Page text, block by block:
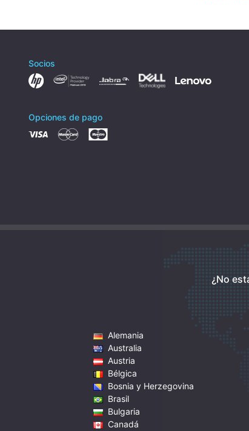
Socios
Opciones de pago
¿No
Alemania
Australia
Austria
Bélgica
Bosnia y Herzegovina
Brasil
Bulgaria
Canadá